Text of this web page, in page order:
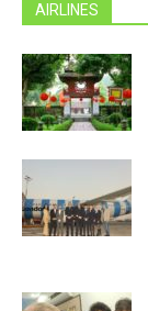
AIRLINES